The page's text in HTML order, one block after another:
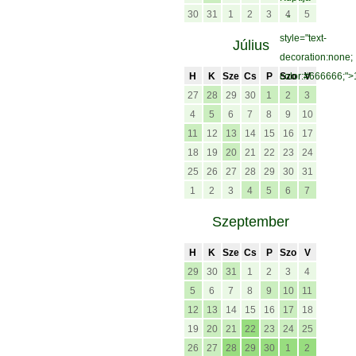
"
style="text-
decoration:none;
30
31 1 2 3 4 5
Július
H K Sze Cs P Szo
V
27
28 29 30 1 2
3
4
5 6 7 8 9
10
11
12 13 14 15 16
17
18
19 20 21 22 23
24
25
26 27 28 29 30
31
1
2 3 4 5 6 7
Szeptember
H K Sze Cs P Szo
V
29
30 31 1 2 3
4
5
6 7 8 9 10
11
12
13 14 15 16 17
18
19
20 21 22 23 24
25
26
27 28 29 30 1
2